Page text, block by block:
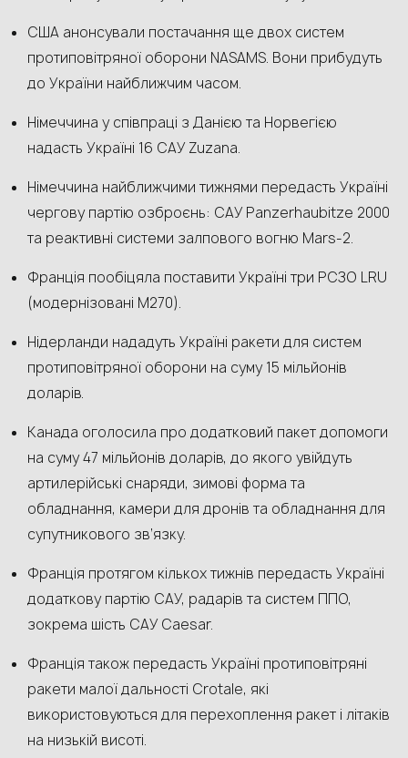
США анонсували постачання ще двох систем
протиповітряної оборони NASAMS. Вони прибудуть
до України найближчим часом.
Німеччина у співпраці з Данією та Норвегією
надасть Україні 16 САУ Zuzana.
Німеччина найближчими тижнями передасть Україні
чергову партію озброєнь: САУ Panzerhaubitze 2000
та реактивні системи залпового вогню Mars-2.
Франція пообіцяла поставити Україні три РСЗО LRU
(модернізовані M270).
Нідерланди нададуть Україні ракети для систем
протиповітряної оборони на суму 15 мільйонів
доларів.
Канада оголосила про додатковий пакет допомоги
на суму 47 мільйонів доларів, до якого увійдуть
артилерійські снаряди, зимові форма та
обладнання, камери для дронів та обладнання для
супутникового зв’язку.
Франція протягом кількох тижнів передасть Україні
додаткову партію САУ, радарів та систем ППО,
зокрема шість САУ Caesar.
Франція також передасть Україні протиповітряні
ракети малої дальності Crotale, які
використовуються для перехоплення ракет і літаків
на низькій висоті.